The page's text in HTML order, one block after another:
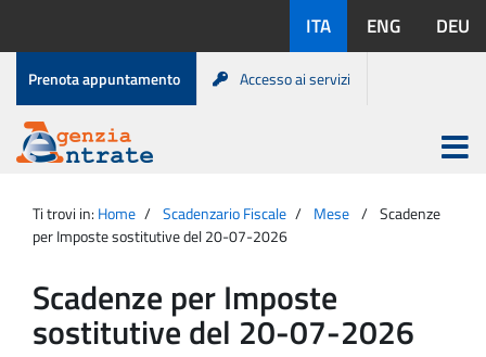
contenuto
disponibili:
ITA ENG DEU
Menu
di
servizio
Prenota appuntamento Accesso ai servizi
Agenzia
Entrate
Apri
menu
principale
Ti trovi in: Home Scadenzario Fiscale Mese
Scadenze
per Imposte sostitutive del 20-07-2026
Scadenze per Imposte
sostitutive del 20-07-2026